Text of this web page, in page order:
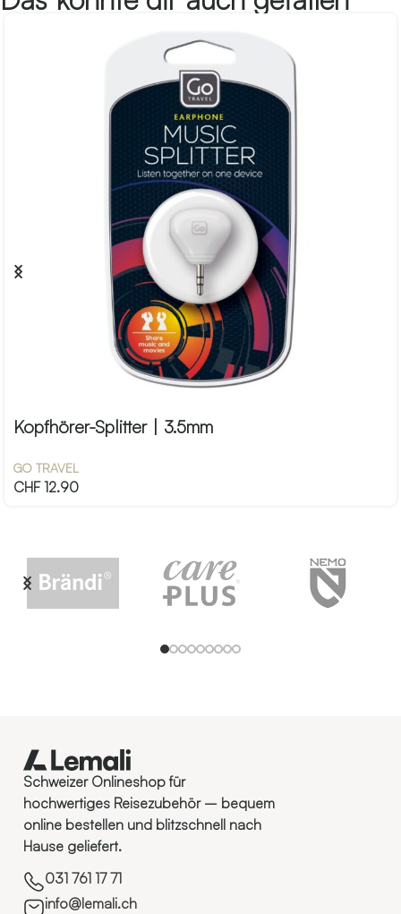
Kopfhörer-Splitter | 3.5mm
GO TRAVEL
CHF12.90
Schweizer Onlineshop für
hochwertiges Reisezubehör – bequem
online bestellen und blitzschnell nach
Hause geliefert.
031 761 17 71
info@lemali.ch